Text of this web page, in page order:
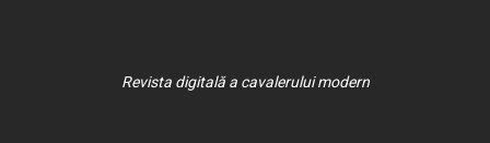
Revista digitală a cavalerului modern